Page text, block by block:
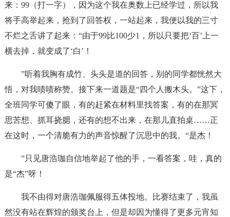
来：99（打一字），因为这个我在奥数上已经学过，所以我
将手高举起来，抢到了回答权，一站起来，我便以我的三寸
不烂之舌讲了起来：“由于99比100少1，所以只要把‘百’上一
横去掉，就变成了‘白’！
”听着我胸有成竹、头头是道的回答，别的同学都恍然大
悟，对我啧啧称赞。接下来一道题是“四个人搬木头。”这下，
全班同学可傻了眼，有的赶紧在材料里找答案，有的在那冥
思苦想、抓耳挠腮，还有的想不出来，在那儿直拍桌……正
在这时，一个清脆有力的声音惊醒了沉思中的我。“是杰！
”只见唐浩珈自信地举起了他的手，一看答案，哇，真的
是“杰”呀！
我不由得对唐浩珈佩服得五体投地。比赛结束了，我虽
然没有站在辉煌的颁奖台上，但是却因为懂得了更多元宵知